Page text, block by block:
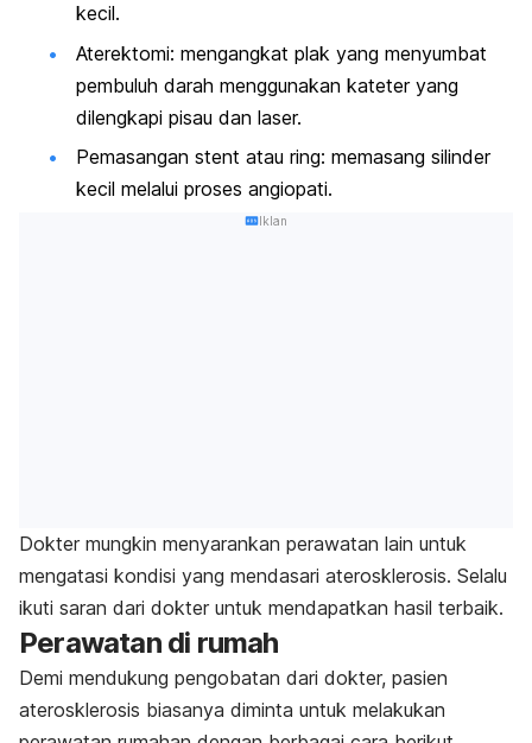
kecil.
Aterektomi: mengangkat plak yang menyumbat
pembuluh darah menggunakan kateter yang
dilengkapi pisau dan laser.
Pemasangan stent atau ring: memasang silinder
kecil melalui proses angiopati.
Iklan
Dokter mungkin menyarankan perawatan lain untuk
mengatasi kondisi yang mendasari aterosklerosis. Selalu
ikuti saran dari dokter untuk mendapatkan hasil terbaik.
Perawatan di rumah
Demi mendukung pengobatan dari dokter, pasien
aterosklerosis biasanya diminta untuk melakukan